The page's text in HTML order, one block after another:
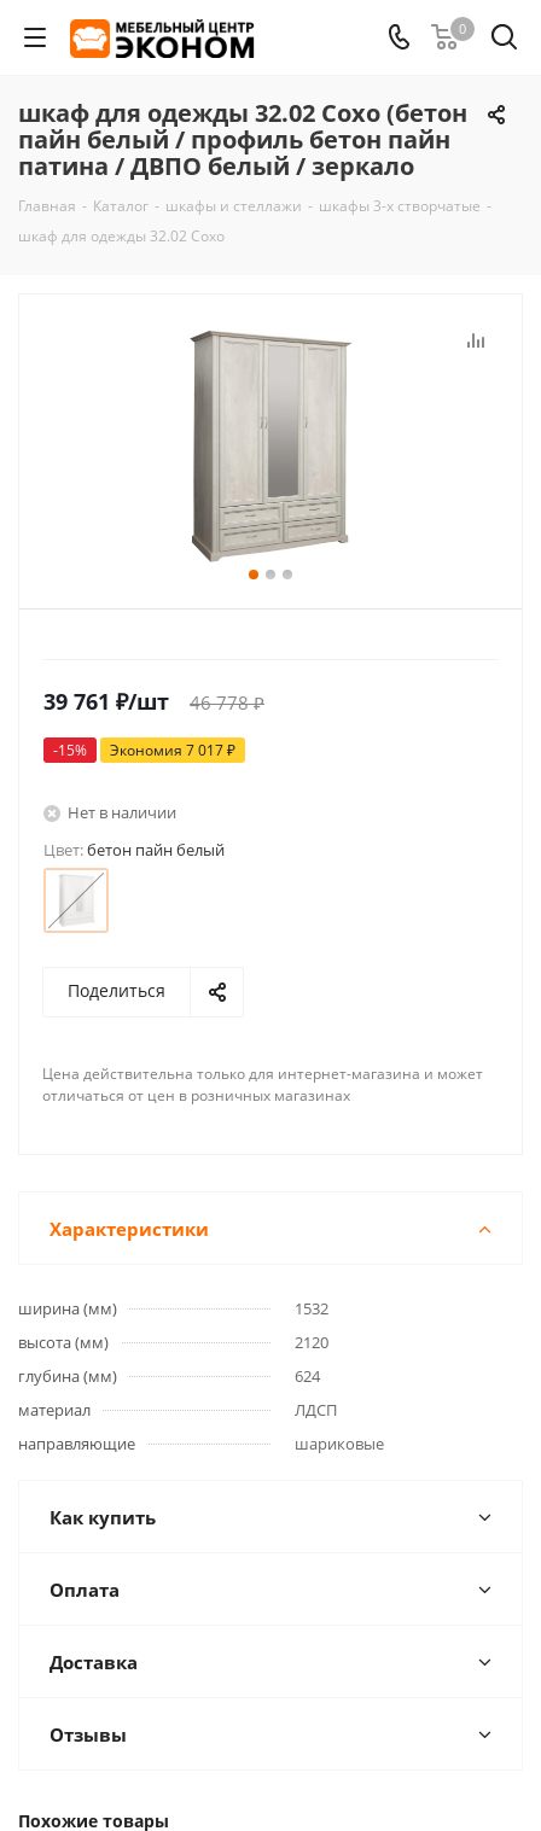
0
шкаф для одежды 32.02 Сохо (бетон
пайн белый / профиль бетон пайн
патина / ДВПО белый / зеркало
Главная - Каталог - шкафы и стеллажи - шкафы 3-х створчатые -
шкаф для одежды 32.02 Сохо
39 761 ₽/шт 46 778₽
-15% Экономия 7 017₽
Нет в наличии
Цвет:бетон пайн белый
Поделиться
Цена действительна только для интернет-магазина и может
отличаться от цен в розничных магазинах
Характеристики
ширина (мм)
1532
высота (мм)
2120
глубина (мм)
624
материал
ЛДСП
направляющие
шариковые
Как купить
Оплата
Доставка
Отзывы
Похожие товары